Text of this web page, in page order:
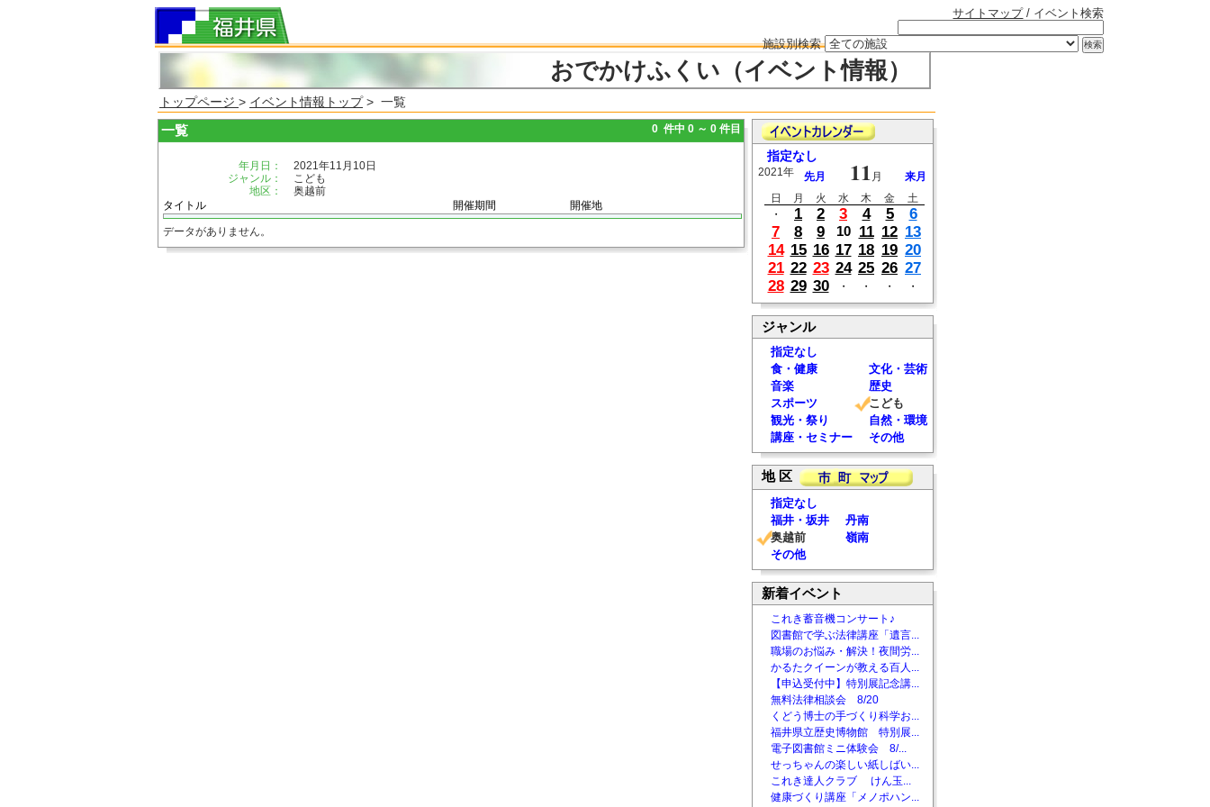
サイトマップ/ イベント検索
施設別検索
おでかけふくい（イベント情報）
トップページ > イベント情報トップ> 一覧
一覧 0 件中 0 ～ 0 件目
年月日：
2021年11月10日
ジャンル：
こども
地区：
奥越前
タイトル
開催期間 開催地
データがありません。
指定なし
2021年 先月 11 月
来月
日
月 火 水 木 金
土
・
1 2 3 4 5
6
7
8 9 10 11 12 13
14 15 16 17 18 19 20
21 22 23 24 25 26 27
28 29 30 ・ ・ ・ ・
ジャンル
指定なし
食・健康
文化・芸術
音楽
歴史
スポーツ
こども
観光・祭り
自然・環境
講座・セミナー
その他
地 区
指定なし
福井・坂井
丹南
奥越前
嶺南
その他
新着イベント
これき蓄音機コンサート♪
図書館で学ぶ法律講座「遺言...
職場のお悩み・解決！夜間労...
かるたクイーンが教える百人...
【申込受付中】特別展記念講...
無料法律相談会 8/20
くどう博士の手づくり科学お...
福井県立歴史博物館 特別展...
電子図書館ミニ体験会 8/...
せっちゃんの楽しい紙しばい...
これき達人クラブ けん玉...
健康づくり講座「メノポハン...